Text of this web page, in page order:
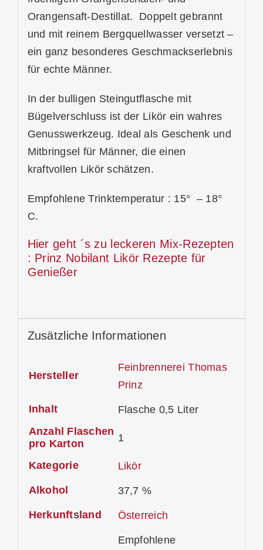
Orangensaft-Destillat. Doppelt gebrannt
und mit reinem Bergquellwasser versetzt –
ein ganz besonderes Geschmackserlebnis
für echte Männer.
In der bulligen Steingutflasche mit
Bügelverschluss ist der Likör ein wahres
Genusswerkzeug. Ideal als Geschenk und
Mitbringsel für Männer, die einen
kraftvollen Likör schätzen.
Empfohlene Trinktemperatur : 15° – 18°
C.
Hier geht ´s zu leckeren Mix-Rezepten
: Prinz Nobilant Likör Rezepte für
Genießer
Zusätzliche Informationen
Hersteller
Feinbrennerei Thomas
Prinz
Inhalt
Flasche 0,5 Liter
Anzahl Flaschen
pro Karton
1
Kategorie Likör
Alkohol 37,7 %
Herkunftsland Österreich
Empfohlene